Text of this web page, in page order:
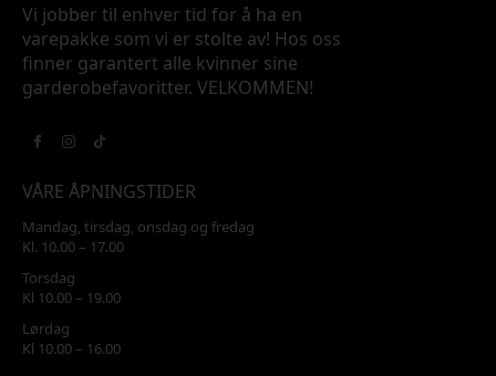
Vi jobber til enhver tid for å ha en
varepakke som vi er stolte av! Hos oss
finner garantert alle kvinner sine
garderobefavoritter. VELKOMMEN!
VÅRE ÅPNINGSTIDER
Mandag, tirsdag, onsdag og fredag
Kl. 10.00 – 17.00
Torsdag
Kl 10.00 – 19.00
Lørdag
Kl 10.00 – 16.00